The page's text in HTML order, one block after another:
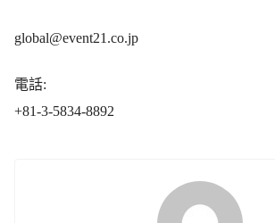
global@event21.co.jp
電話:
+81-3-5834-8892